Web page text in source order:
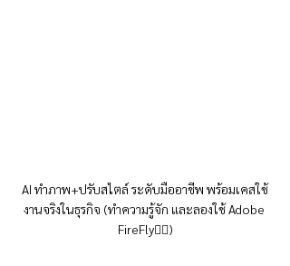
AI ทำภาพ+ปรับสไตล์ ระดับมืออาชีพ พร้อมเคสใช้
งานจริงในธุรกิจ (ทำความรู้จัก และลองใช้ Adobe
FireFly👇🏻)